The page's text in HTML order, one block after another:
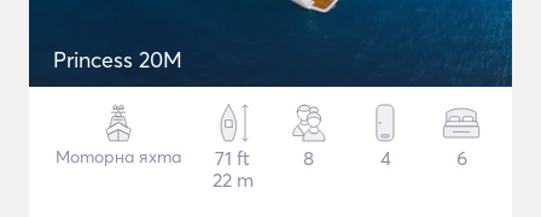
Princess 20M
Моторна яхта
71 ft
22 m
8 4 6